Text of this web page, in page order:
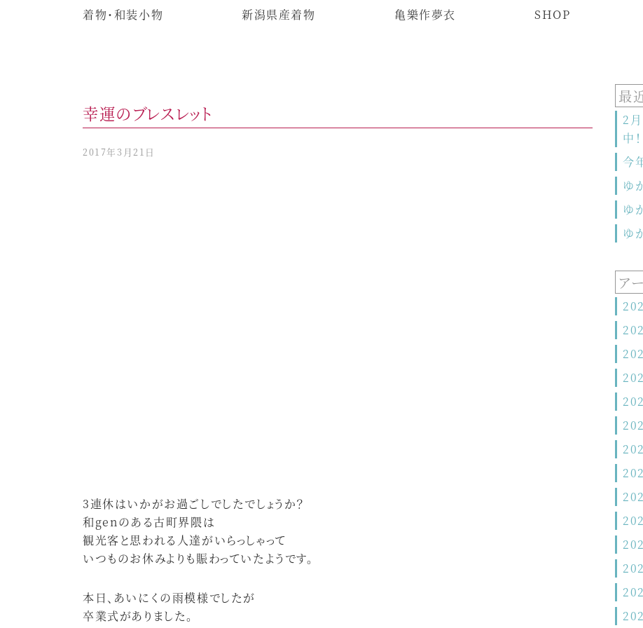
着物・和装小物 新潟県産着物 亀樂作夢衣 SHOP
幸運のブレスレット
2017年3月21日
3連休はいかがお過ごしでしたでしょうか？
和genのある古町界隈は
観光客と思われる人達がいらっしゃって
いつものお休みよりも賑わっていたようです。
本日、あいにくの雨模様でしたが
卒業式がありました。
最
2
中！
今
ゆ
ゆ
ゆ
ア